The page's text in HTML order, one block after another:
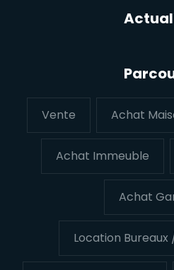
Vente Achat
Achat Immeuble
Achat
Location